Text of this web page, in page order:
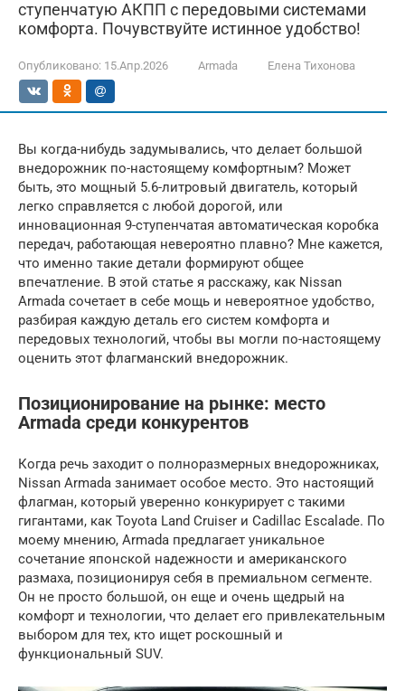
ступенчатую АКПП с передовыми системами
комфорта. Почувствуйте истинное удобство!
Опубликовано: 15.Апр.2026 Armada Елена Тихонова
Вы когда-нибудь задумывались, что делает большой
внедорожник по-настоящему комфортным? Может
быть, это мощный 5.6-литровый двигатель, который
легко справляется с любой дорогой, или
инновационная 9-ступенчатая автоматическая коробка
передач, работающая невероятно плавно? Мне кажется,
что именно такие детали формируют общее
впечатление. В этой статье я расскажу, как Nissan
Armada сочетает в себе мощь и невероятное удобство,
разбирая каждую деталь его систем комфорта и
передовых технологий, чтобы вы могли по-настоящему
оценить этот флагманский внедорожник.
Позиционирование на рынке: место
Armada среди конкурентов
Когда речь заходит о полноразмерных внедорожниках,
Nissan Armada занимает особое место. Это настоящий
флагман, который уверенно конкурирует с такими
гигантами, как Toyota Land Cruiser и Cadillac Escalade. По
моему мнению, Armada предлагает уникальное
сочетание японской надежности и американского
размаха, позиционируя себя в премиальном сегменте.
Он не просто большой, он еще и очень щедрый на
комфорт и технологии, что делает его привлекательным
выбором для тех, кто ищет роскошный и
функциональный SUV.